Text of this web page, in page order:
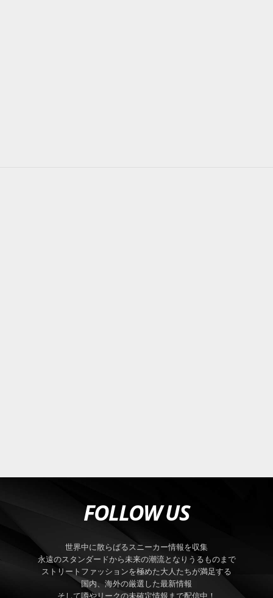
FOLLOW US
世界中に散らばるスニーカー情報を収集
永遠のスタンダードから未来の潮流となりうるものまで
ストリートファッションを極めた大人たちが満足する
国内、海外の厳選した最新情報
そして噂やリークの未確定情報まで配信中！